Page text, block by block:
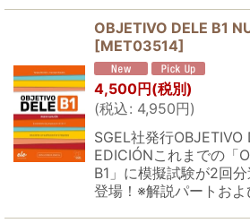
OBJETIVO DELE B1
[MET03514]
4,500円(税別)
(税込: 4,950円)
SGEL社発行OBJETIVO
EDICIÓNこれまでの「
B1」に模擬試験が2回
登場！※解説パートお